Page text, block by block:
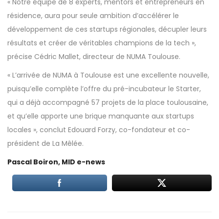
résidence, aura pour seule ambition d’accélérer le
développement de ces startups régionales, décupler leurs
résultats et créer de véritables champions de la tech »,
précise Cédric Mallet, directeur de NUMA Toulouse.
« L’arrivée de NUMA à Toulouse est une excellente nouvelle,
puisqu’elle complète l’offre du pré-incubateur le Starter,
qui a déjà accompagné 57 projets de la place toulousaine,
et qu’elle apporte une brique manquante aux startups
locales », conclut Edouard Forzy, co-fondateur et co-
président de La Mêlée.
Pascal Boiron, MID e-news